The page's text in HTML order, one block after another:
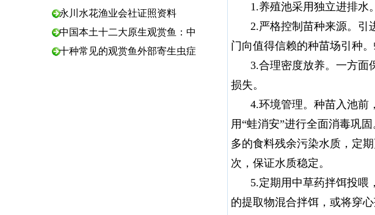
永川水花渔业会社证照资料
中国本土十二大原生观赏鱼：中
十种常见的观赏鱼外部寄生虫症
1.养殖池采用独立进排水。
2.严格控制苗种来源。引
门向值得信赖的种苗场引种
3.合理密度放养。一方面
损失。
4.环境管理。种苗入池前
用“蛙消安”进行全面消毒巩
多的食料残余污染水质，定
次，保证水质稳定。
5.定期用中草药拌饵投喂
的提取物混合拌饵，或将穿